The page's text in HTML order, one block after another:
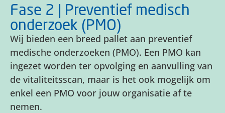
Fase 2 | Preventief medisch
onderzoek (PMO)
Wij bieden een breed pallet aan preventief
medische onderzoeken (PMO). Een PMO kan
ingezet worden ter opvolging en aanvulling van
de vitaliteitsscan, maar is het ook mogelijk om
enkel een PMO voor jouw organisatie af te
nemen.